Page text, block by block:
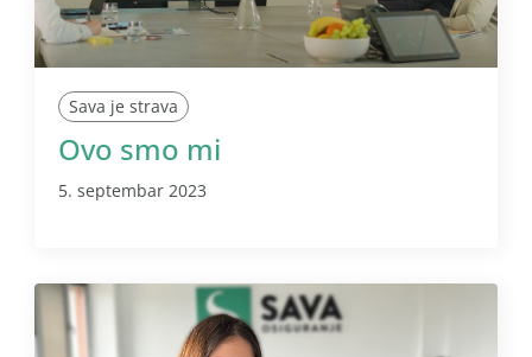
Sava je strava
Ovo smo mi
5. septembar 2023